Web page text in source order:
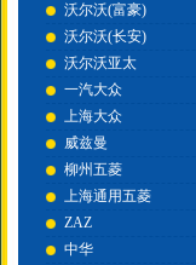
沃尔沃(富豪)
沃尔沃(长安)
沃尔沃亚太
一汽大众
上海大众
威兹曼
柳州五菱
上海通用五菱
ZAZ
中华